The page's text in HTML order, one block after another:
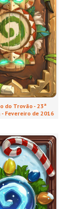
do Trovão - 23ª
- Fevereiro de 2016